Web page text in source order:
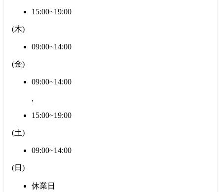
15:00~19:00
(木)
09:00~14:00
(金)
09:00~14:00
,
15:00~19:00
(土)
09:00~14:00
(日 )
休業日